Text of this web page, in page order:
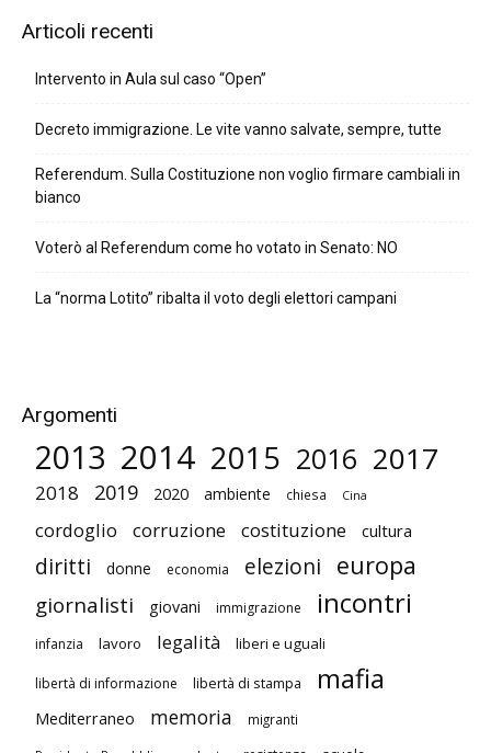
Articoli recenti
Intervento in Aula sul caso “Open”
Decreto immigrazione. Le vite vanno salvate, sempre, tutte
Referendum. Sulla Costituzione non voglio firmare cambiali in
bianco
Voterò al Referendum come ho votato in Senato: NO
La “norma Lotito” ribalta il voto degli elettori campani
Argomenti
2013 2014 2015 2016 2017
2018 2019 2020 ambiente chiesa Cina
cordoglio corruzione costituzione cultura
diritti donne economia elezioni europa
giornalisti giovani immigrazione incontri
infanzia lavoro legalità liberi e uguali
libertà di informazione libertà di stampa mafia
Mediterraneo memoria migranti